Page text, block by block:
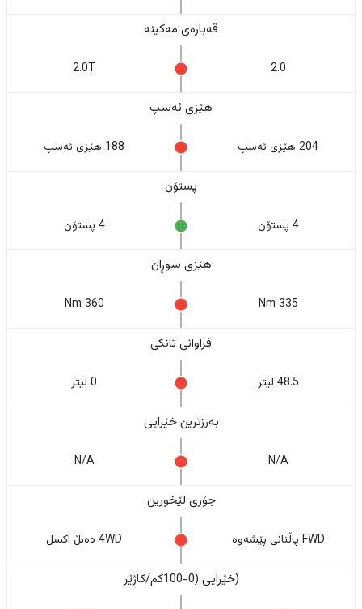
قەبارەی مەکینە
2.0
2.0T
هێزی ئەسپ
204 هێزی ئەسپ 188 هێزی ئەسپ
پستۆن
4 پستۆن 4 پستۆن
هێزی سوڕان
335 Nm
360 Nm
فراوانی تانکی
48.5 لیتر 0 لیتر
بەرزترین خێرایی
N/A
N/A
جۆری لێخورین
FWD پاڵنانی پێشەوە 4WD دەبڵ اکسل
(خێرایی (0-100کم/کاژێر